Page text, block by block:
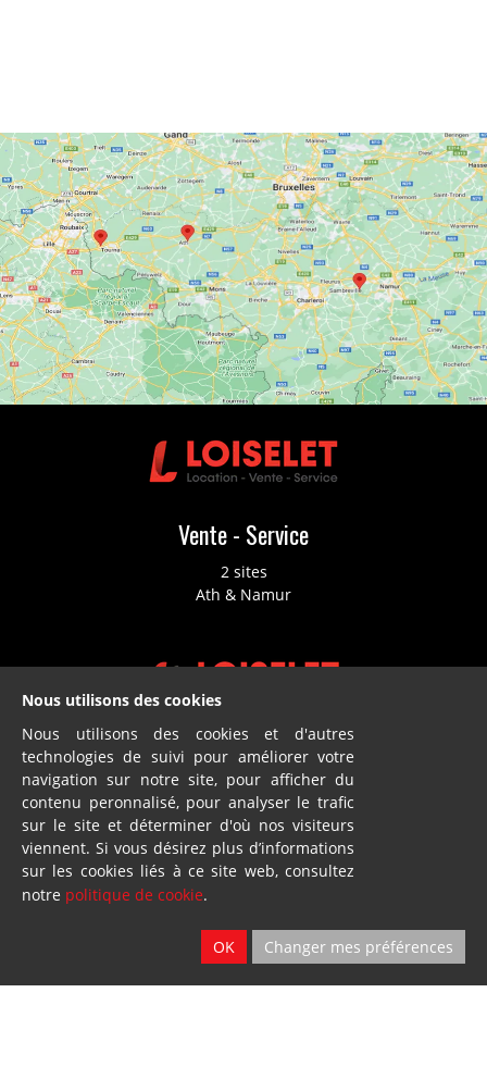
Vente - Service
2 sites
Ath & Namur
Location
2 sites
Ath & Namur
Dillies
Nous utilisons des cookies
Nous utilisons des cookies et d'autres
technologies de suivi pour améliorer votre
navigation sur notre site, pour afficher du
contenu peronnalisé, pour analyser le trafic
sur le site et déterminer d'où nos visiteurs
viennent. Si vous désirez plus d’informations
sur les cookies liés à ce site web, consultez
notre politique de cookie.
OK Changer mes préférences